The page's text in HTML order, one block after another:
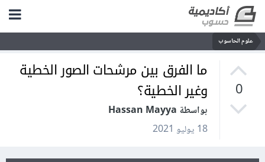
علوم الحاسوب
0
ما الفرق بين مرشحات الصور الخطية
وغير الخطية؟
بواسطة Hassan Mayya
18 يوليو 2021